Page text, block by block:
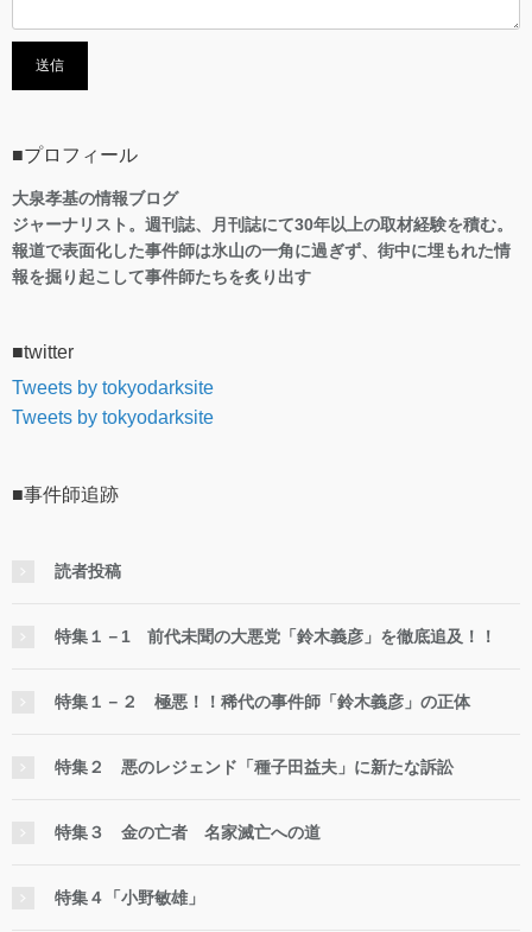
■プロフィール
大泉孝基の情報ブログ
ジャーナリスト。週刊誌、月刊誌にて30年以上の取材経験を積む。
報道で表面化した事件師は氷山の一角に過ぎず、街中に埋もれた情
報を掘り起こして事件師たちを炙り出す
■twitter
Tweets by tokyodarksite
Tweets by tokyodarksite
■事件師追跡
読者投稿
特集１－1 前代未聞の大悪党「鈴木義彦」を徹底追及！！
特集１－２ 極悪！！稀代の事件師「鈴木義彦」の正体
特集２ 悪のレジェンド「種子田益夫」に新たな訴訟
特集３ 金の亡者 名家滅亡への道
特集４「小野敏雄」